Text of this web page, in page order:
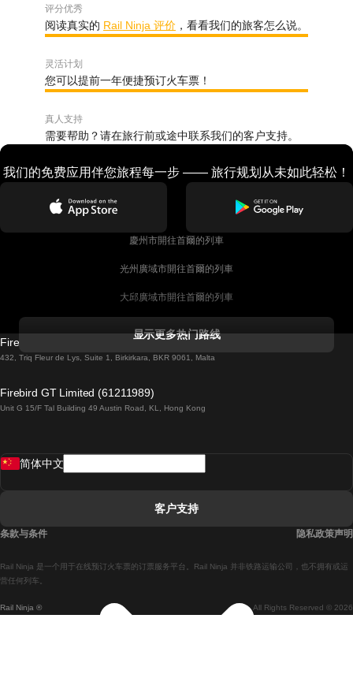
评分优秀
阅读真实的 Rail Ninja 评价 ，看看我们的旅客怎么说。
灵活计划
您可以提前一年便捷预订火车票！
真人支持
需要帮助？请在旅行前或途中联系我们的客户支持。
我们的免费应用伴您旅程每一步 —— 旅行规划从未如此轻松！
慶州市開往首爾的列車
光州廣域市開往首爾的列車
大邱廣域市開往首爾的列車
都柏林開往戈尔韦的列車
羅馬開往拿坡里的列車
馬德里開往巴塞罗那的列車
显示更多热门路线
Firebird GT Limited (OC 1451)
432, Triq Fleur de Lys, Suite 1, Birkirkara, BKR 9061, Malta
Firebird GT Limited (61211989)
Unit G 15/F Tal Building 49 Austin Road, KL, Hong Kong
Rail Ninja ® All Rights Reserved © 2026
Rail Ninja 是一个用于在线预订火车票的订票服务平台。Rail Ninja 并非铁路运输公司，也不拥有或运
营任何列车。
简体中文
客户支持
条款与条件 隐私政策声明